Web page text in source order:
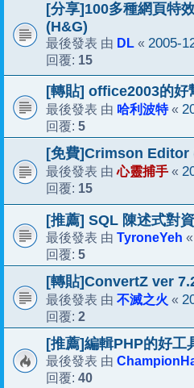
[分享]100多種網頁特
(H&G)
最後發表 由 DL « 2005-
回覆: 15
[轉貼] office2003的好
最後發表 由 哈利波特«
回覆: 5
[免費]Crimson Editor
最後發表 由心靈捕手 «
回覆: 15
[推薦] SQL 陳述式對
最後發表 由 TyroneYeh «
回覆: 5
[轉貼]ConvertZ ver
最後發表 由 不滅之火 «
回覆: 2
[推薦]編輯PHP的好工
最後發表 由
回覆: 40